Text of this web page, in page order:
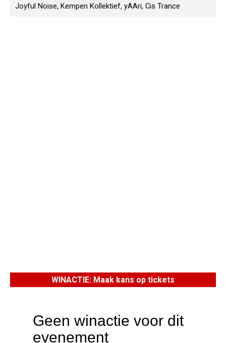
Joyful Noise, Kempen Kollektief, yAAri, Cis Trance
WINACTIE: Maak kans op tickets